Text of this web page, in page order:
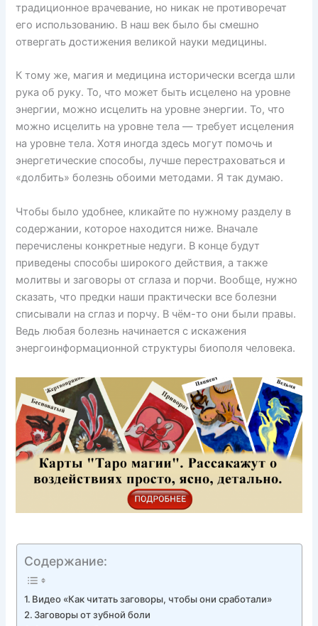
традиционное врачевание, но никак не противоречат
его использованию. В наш век было бы смешно
отвергать достижения великой науки медицины.
К тому же, магия и медицина исторически всегда шли
рука об руку. То, что может быть исцелено на уровне
энергии, можно исцелить на уровне энергии. То, что
можно исцелить на уровне тела — требует исцеления
на уровне тела. Хотя иногда здесь могут помочь и
энергетические способы, лучше перестраховаться и
«долбить» болезнь обоими методами. Я так думаю.
Чтобы было удобнее, кликайте по нужному разделу в
содержании, которое находится ниже. Вначале
перечислены конкретные недуги. В конце будут
приведены способы широкого действия, а также
молитвы и заговоры от сглаза и порчи. Вообще, нужно
сказать, что предки наши практически все болезни
списывали на сглаз и порчу. В чём-то они были правы.
Ведь любая болезнь начинается с искажения
энергоинформационной структуры биополя человека.
Содержание:
Видео «Как читать заговоры, чтобы они сработали»
Заговоры от зубной боли